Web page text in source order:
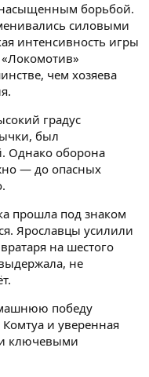
борьбой.
силовыми
интенсивность игры
чем хозяева
градус
был
Однако оборона
— до опасных
прошла под знаком
Ярославцы усилили
на шестого
не
победу
и уверенная
ключевыми